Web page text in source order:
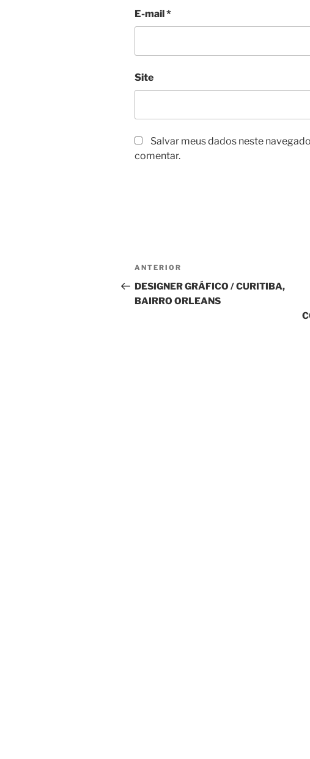
E-mail*
Site
Salvar meus dados neste
comentar.
Navegação
de
Post
Post
anterior
ANTERIOR
DESIGNER GRÁFICO / CURITIBA,
BAIRRO ORLEANS